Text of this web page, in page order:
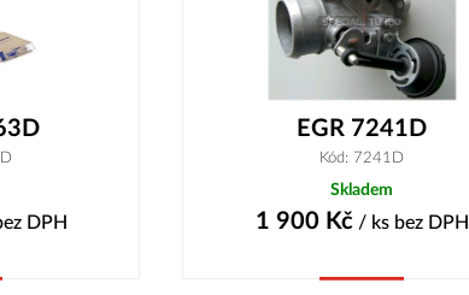
DPH
EGR 7241D
Kód: 7241D
Skladem
1 900 Kč/ ks bez DPH